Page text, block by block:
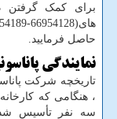
برای کمک گرفتن
های(66954128-66954189) نمایندگی اچ پی
حاصل فرمایید.
نمایندگی
تاریخچه شرکت
، هنگامی که
سه نفر تأسیس شد: